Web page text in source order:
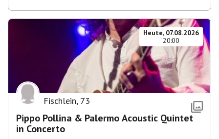
Heute, 07.08.2026
20:00
Fischlein, 73
Pippo Pollina & Palermo Acoustic Quintet
in Concerto